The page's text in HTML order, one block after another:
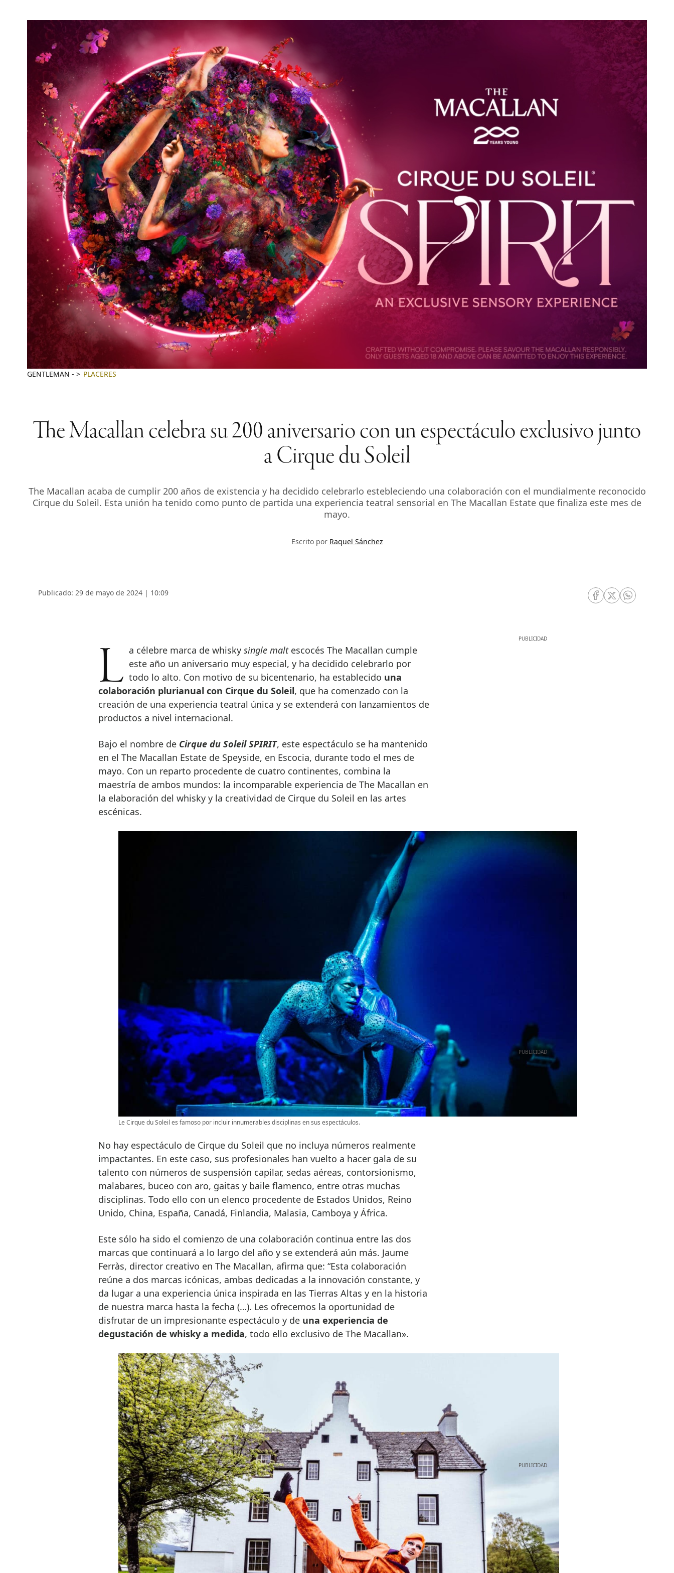
GENTLEMAN - PLACERES
The Macallan celebra su 200 aniversario con un espectáculo exclusivo junto
a Cirque du Soleil
The Macallan acaba de cumplir 200 años de existencia y ha decidido celebrarlo estebleciendo una colaboración con el mundialmente reconocido
Cirque du Soleil. Esta unión ha tenido como punto de partida una experiencia teatral sensorial en The Macallan Estate que finaliza este mes de
mayo.
Escrito por Raquel Sánchez
Publicado: 29 de mayo de 2024 | 10:09
RRSS Facebook
RRSS Twitter
RRSS
La célebre marca de whisky single malt escocés The Macallan cumple
este año un aniversario muy especial, y ha decidido celebrarlo por
todo lo alto. Con motivo de su bicentenario, ha establecido una
colaboración plurianual con Cirque du Soleil, que ha comenzado con la
creación de una experiencia teatral única y se extenderá con lanzamientos de
productos a nivel internacional.
Bajo el nombre de Cirque du Soleil SPIRIT, este espectáculo se ha mantenido
en el The Macallan Estate de Speyside, en Escocia, durante todo el mes de
mayo. Con un reparto procedente de cuatro continentes, combina la
maestría de ambos mundos: la incomparable experiencia de The Macallan en
la elaboración del whisky y la creatividad de Cirque du Soleil en las artes
escénicas.
Le Cirque du Soleil es famoso por incluir innumerables disciplinas en sus espectáculos.
No hay espectáculo de Cirque du Soleil que no incluya números realmente
impactantes. En este caso, sus profesionales han vuelto a hacer gala de su
talento con números de suspensión capilar, sedas aéreas, contorsionismo,
malabares, buceo con aro, gaitas y baile flamenco, entre otras muchas
disciplinas. Todo ello con un elenco procedente de Estados Unidos, Reino
Unido, China, España, Canadá, Finlandia, Malasia, Camboya y África.
Este sólo ha sido el comienzo de una colaboración continua entre las dos
marcas que continuará a lo largo del año y se extenderá aún más. Jaume
Ferràs, director creativo en The Macallan, afirma que: “Esta colaboración
reúne a dos marcas icónicas, ambas dedicadas a la innovación constante, y
da lugar a una experiencia única inspirada en las Tierras Altas y en la historia
de nuestra marca hasta la fecha (…). Les ofrecemos la oportunidad de
disfrutar de un impresionante espectáculo y de una experiencia de
degustación de whisky a medida, todo ello exclusivo de The Macallan».